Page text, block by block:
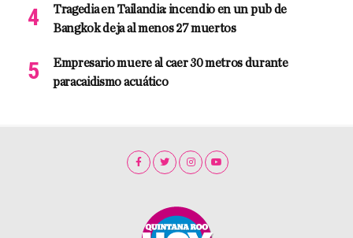
Tragedia en Tailandia: incendio en un pub de
Bangkok deja al menos 27 muertos
Empresario muere al caer 30 metros durante
paracaidismo acuático